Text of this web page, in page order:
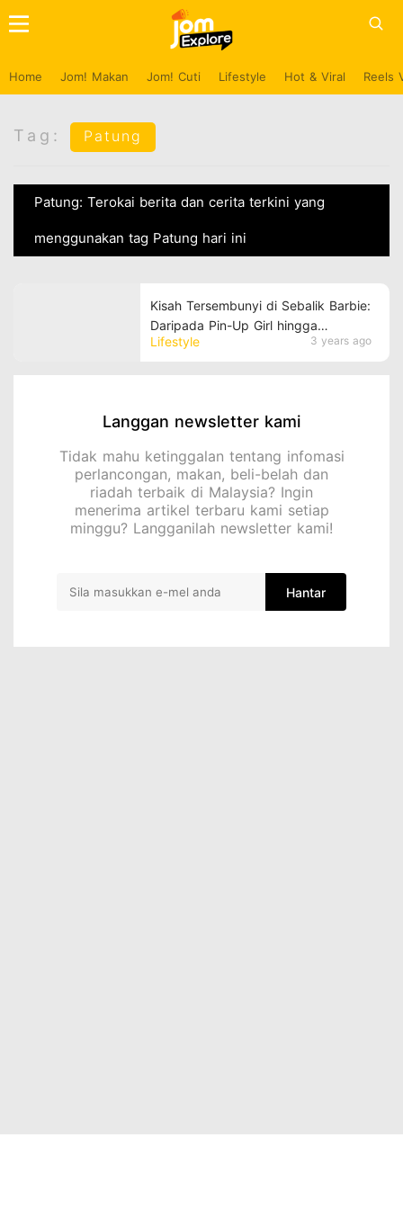
Home Jom! Makan Jom! Cuti Lifestyle Hot & Viral Reels
Tag: Patung
Patung: Terokai berita dan cerita terkini yang
menggunakan tag Patung hari ini
Lifestyle 3 years ago
Kisah Tersembunyi di Sebalik Barbie:
Daripada Pin-Up Girl hingga
Sandang 150 Jenis Kerjaya
Langgan newsletter kami
Tidak mahu ketinggalan tentang infomasi
perlancongan, makan, beli-belah dan
riadah terbaik di Malaysia? Ingin
menerima artikel terbaru kami setiap
minggu? Langganilah newsletter kami!
Hantar